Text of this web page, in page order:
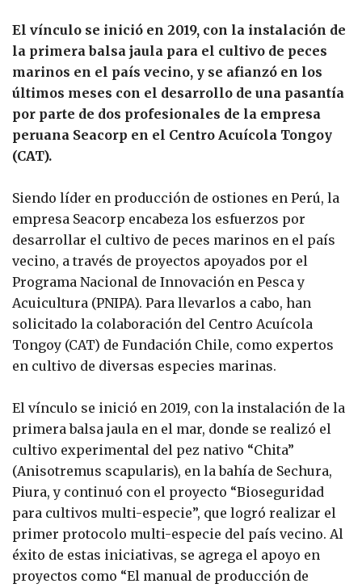
El vínculo se inició en 2019, con la instalación de
la primera balsa jaula para el cultivo de peces
marinos en el país vecino, y se afianzó en los
últimos meses con el desarrollo de una pasantía
por parte de dos profesionales de la empresa
peruana Seacorp en el Centro Acuícola Tongoy
(CAT).
Siendo líder en producción de ostiones en Perú, la
empresa Seacorp encabeza los esfuerzos por
desarrollar el cultivo de peces marinos en el país
vecino, a través de proyectos apoyados por el
Programa Nacional de Innovación en Pesca y
Acuicultura (PNIPA). Para llevarlos a cabo, han
solicitado la colaboración del Centro Acuícola
Tongoy (CAT) de Fundación Chile, como expertos
en cultivo de diversas especies marinas.
El vínculo se inició en 2019, con la instalación de la
primera balsa jaula en el mar, donde se realizó el
cultivo experimental del pez nativo “Chita”
(Anisotremus scapularis), en la bahía de Sechura,
Piura, y continuó con el proyecto “Bioseguridad
para cultivos multi-especie”, que logró realizar el
primer protocolo multi-especie del país vecino. Al
éxito de estas iniciativas, se agrega el apoyo en
proyectos como “El manual de producción de